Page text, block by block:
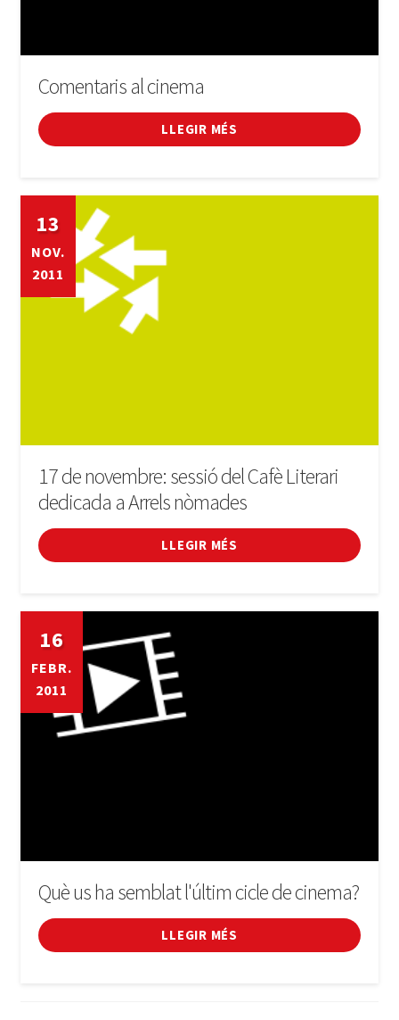
Comentaris al cinema
LLEGIR MÉS
13
NOV.
2011
17 de novembre: sessió del Cafè Literari
dedicada a Arrels nòmades
LLEGIR MÉS
16
FEBR.
2011
Què us ha semblat l'últim cicle de cinema?
LLEGIR MÉS